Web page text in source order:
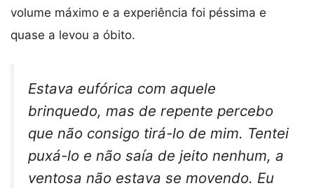
volume máximo e a experiência foi péssima e
quase a levou a óbito.
Estava eufórica com aquele
brinquedo, mas de repente percebo
que não consigo tirá-lo de mim. Tentei
puxá-lo e não saía de jeito nenhum, a
ventosa não estava se movendo. Eu